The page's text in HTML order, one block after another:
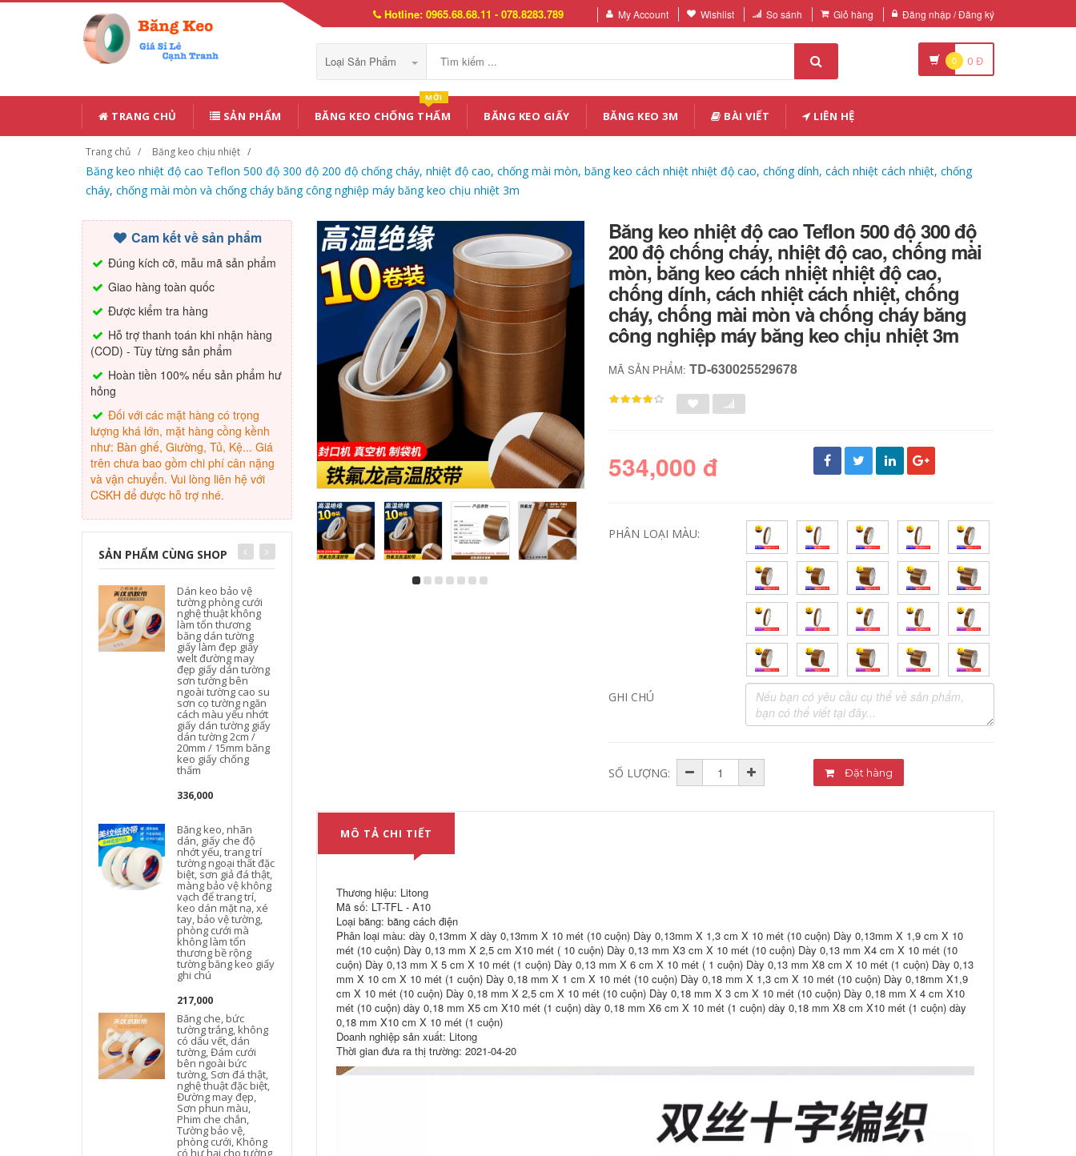
Hotline: 0965.68.68.11 - 078.8283.789 My Account Wishlist So sánh Giỏ hàng Đăng nhập / Đăng ký
Loại Sản Phẩm 0 0 Đ
TRANG CHỦ SẢN PHẨM BĂNG KEO CHỐNG THẤM
MỚI
BĂNG KEO GIẤY BĂNG KEO 3M BÀI VIẾT LIÊN HỆ
Trang chủ Băng keo chịu nhiệt
Băng keo nhiệt độ cao Teflon 500 độ 300 độ 200 độ chống cháy, nhiệt độ cao, chống mài mòn, băng keo cách nhiệt nhiệt độ cao, chống dính, cách nhiệt cách nhiệt, chống
cháy, chống mài mòn và chống cháy băng công nghiệp máy băng keo chịu nhiệt 3m
Cam kết về sản phẩm
Đúng kích cỡ, mẫu mã sản phẩm
Giao hàng toàn quốc
Được kiểm tra hàng
Hỗ trợ thanh toán khi nhận hàng
(COD) - Tùy từng sản phẩm
Hoàn tiền 100% nếu sản phẩm hư
hỏng
Đối với các mặt hàng có trọng
lượng khá lớn, mặt hàng cồng kềnh
như: Bàn ghế, Giường, Tủ, Kệ... Giá
trên chưa bao gồm chi phí cân nặng
và vận chuyển. Vui lòng liên hệ với
CSKH để được hỗ trợ nhé.
SẢN PHẨM CÙNG SHOP
Dán keo bảo vệ
tường phòng cưới
nghệ thuật không
làm tổn thương
băng dán tường
giấy làm đẹp giấy
welt đường may
đẹp giấy dán tường
sơn tường bên
ngoài tường cao su
sơn cọ tường ngăn
cách màu yếu nhớt
giấy dán tường giấy
dán tường 2cm /
20mm / 15mm băng
keo giấy chống
thấm
336,000
Băng keo, nhãn
dán, giấy che độ
nhớt yếu, trang trí
tường ngoại thất đặc
biệt, sơn giả đá thật,
màng bảo vệ không
vạch để trang trí,
keo dán mặt nạ, xé
tay, bảo vệ tường,
phòng cưới mà
không làm tổn
thương bề rộng
tường băng keo giấy
ghi chú
217,000
Băng che, bức
tường trắng, không
có dấu vết, dán
tường, Đám cưới
bên ngoài bức
tường, Sơn đá thật,
nghệ thuật đặc biệt,
Đường may đẹp,
Sơn phun màu,
Phim che chắn,
Tường bảo vệ,
phòng cưới, Không
có hư hại cho tường,
nghệ thuật đặc biệt
dán tường bên
ngoài penci ten cm
10 độ nhớt cao
chiều rộng mặt nạ
băng keo giấy chịu
nhiệt
299,000
Băng keo dán mặt
nạ 3cm, nhãn dán
tốt, sơn có độ nhớt
cao, nhãn dán giấy
giá sỉ FCL, khổ rộng
1cm10 / 1 cm, tách
màu tốt băng keo
giấy có hình
195,000
Băng keo giấy mặt
vạch dấu băng keo
đường may đẹp học
Sơn cao su Sơn bên
ngoài Giấy ngăn
cách tường Độ nhớt
yếu Xe phun Sơn
mặt nạ Băng keo
trắng 2cm5cm Sơn
xịt mặt nạ Tường
bên ngoài Tường
vệ Tường phòng
cưới Băng giấy băng
Băng keo nhiệt độ cao Teflon 500 độ 300 độ
200 độ chống cháy, nhiệt độ cao, chống mài
mòn, băng keo cách nhiệt nhiệt độ cao,
chống dính, cách nhiệt cách nhiệt, chống
cháy, chống mài mòn và chống cháy băng
công nghiệp máy băng keo chịu nhiệt 3m
MÃ SẢN PHẨM:TD-630025529678
534,000 đ
PHÂN LOẠI MÀU:
GHI CHÚ
SỐ LƯỢNG: Đặt hàng
MÔ TẢ CHI TIẾT
Thương hiệu: Litong
Mã số: LT-TFL - A10
Loại băng: băng cách điện
Phân loại màu: dày 0,13mm X dày 0,13mm X 10 mét (10 cuộn) Dày 0,13mm X 1,3 cm X 10 mét (10 cuộn) Dày 0,13mm X 1,9 cm X 10
mét (10 cuộn) Dày 0,13 mm X 2,5 cm X10 mét ( 10 cuộn) Dày 0,13 mm X3 cm X 10 mét (10 cuộn) Dày 0,13 mm X4 cm X 10 mét (10
cuộn) Dày 0,13 mm X 5 cm X 10 mét (1 cuộn) Dày 0,13 mm X 6 cm X 10 mét ( 1 cuộn) Dày 0,13 mm X8 cm X 10 mét (1 cuộn) Dày 0,13
mm X 10 cm X 10 mét (1 cuộn) Dày 0,18 mm X 1 cm X 10 mét (10 cuộn) Dày 0,18 mm X 1,3 cm X 10 mét (10 cuộn) Dày 0,18mm X1,9
cm X 10 mét (10 cuộn) Dày 0,18 mm X 2,5 cm X 10 mét (10 cuộn) Dày 0,18 mm X 3 cm X 10 mét (10 cuộn) Dày 0,18 mm X 4 cm X10
mét (10 cuộn) dày 0,18 mm X5 cm X10 mét (1 cuộn) dày 0,18 mm X6 cm X 10 mét (1 cuộn) dày 0,18 mm X8 cm X10 mét (1 cuộn) dày
0,18 mm X10 cm X 10 mét (1 cuộn)
Doanh nghiệp sản xuất: Litong
Thời gian đưa ra thị trường: 2021-04-20